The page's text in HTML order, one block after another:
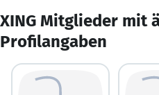
XING Mitglieder mit
Profilangaben